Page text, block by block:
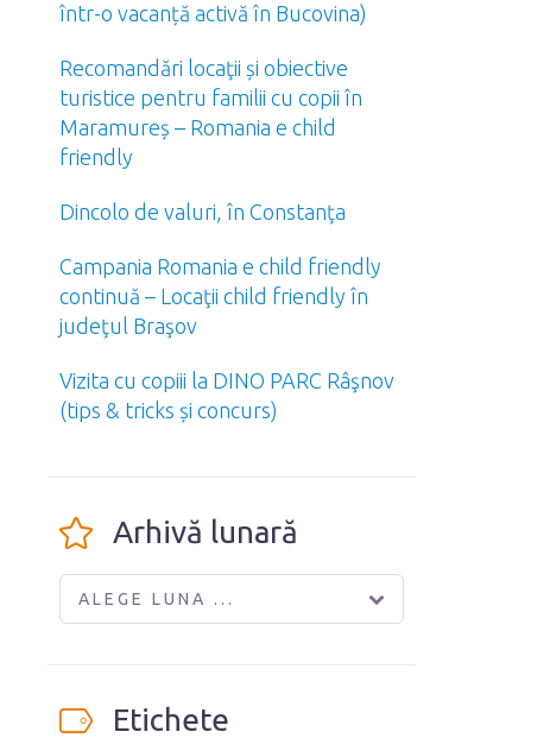
într-o vacanță activă în Bucovina)
Recomandări locaţii și obiective
turistice pentru familii cu copii în
Maramureș – Romania e child
friendly
Dincolo de valuri, în Constanţa
Campania Romania e child friendly
continuă – Locaţii child friendly în
judeţul Braşov
Vizita cu copiii la DINO PARC Râşnov
(tips & tricks și concurs)
Arhivă lunară
ALEGE LUNA ...
Etichete